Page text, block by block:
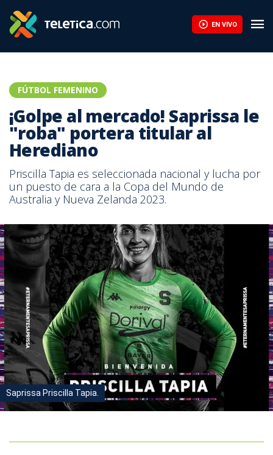
EN VIVO
FÚTBOL FEMENINO
¡Golpe al mercado! Saprissa le
"roba" portera titular al
Herediano
Priscilla Tapia es seleccionada nacional y lucha por
un puesto de cara a la Copa del Mundo de
Australia y Nueva Zelanda 2023.
Saprissa Priscilla Tapia.